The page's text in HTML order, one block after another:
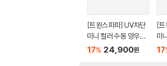
[트윈스파파] UV차단
미니 컬러 수동 양우산
케이스 세트(P0000T
17% 24,900원
[트
미
케
17